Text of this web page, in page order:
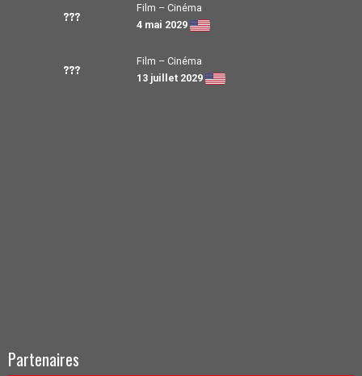
???
Film – Cinéma
4 mai 2029
???
Film – Cinéma
13 juillet 2029
Partenaires